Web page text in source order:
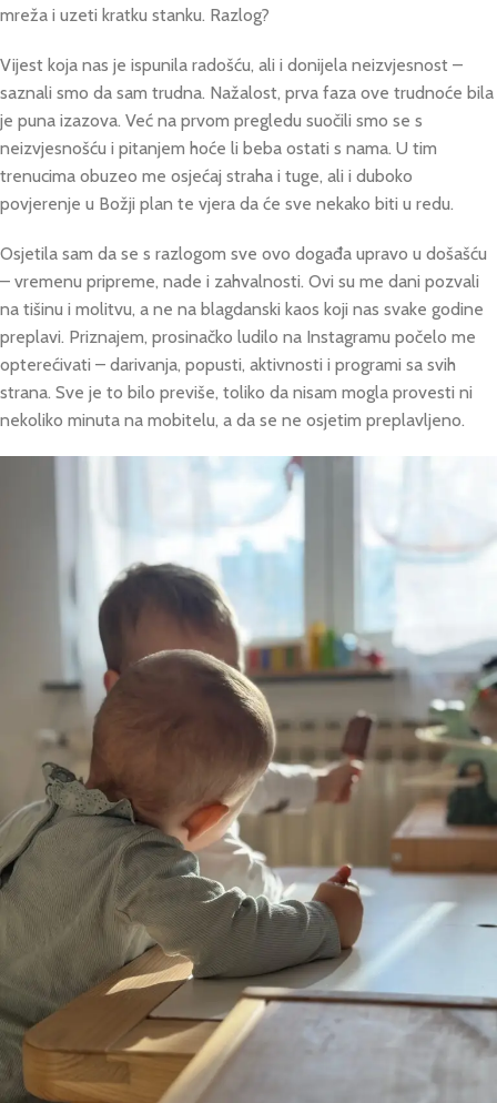
mreža i uzeti kratku stanku. Razlog?
Vijest koja nas je ispunila radošću, ali i donijela neizvjesnost –
saznali smo da sam trudna. Nažalost, prva faza ove trudnoće bila
je puna izazova. Već na prvom pregledu suočili smo se s
neizvjesnošću i pitanjem hoće li beba ostati s nama. U tim
trenucima obuzeo me osjećaj straha i tuge, ali i duboko
povjerenje u Božji plan te vjera da će sve nekako biti u redu.
Osjetila sam da se s razlogom sve ovo događa upravo u došašću
– vremenu pripreme, nade i zahvalnosti. Ovi su me dani pozvali
na tišinu i molitvu, a ne na blagdanski kaos koji nas svake godine
preplavi. Priznajem, prosinačko ludilo na Instagramu počelo me
opterećivati – darivanja, popusti, aktivnosti i programi sa svih
strana. Sve je to bilo previše, toliko da nisam mogla provesti ni
nekoliko minuta na mobitelu, a da se ne osjetim preplavljeno.